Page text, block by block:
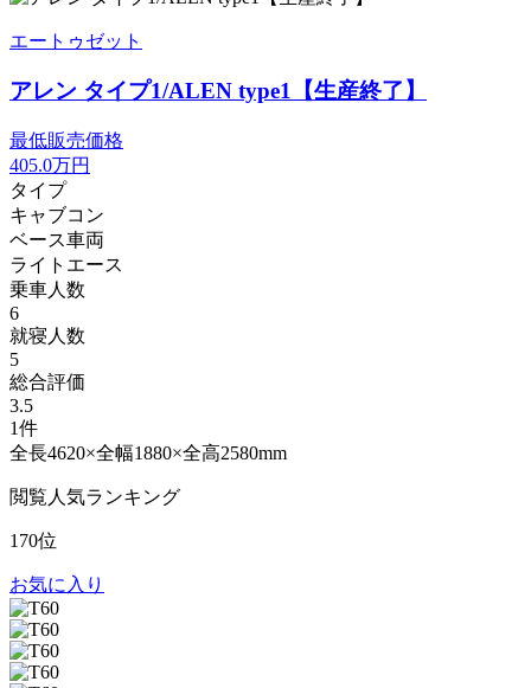
エートゥゼット
アレン タイプ1/ALEN type1【生産終了】
最低販売価格
405.0万円
タイプ
キャブコン
ベース車両
ライトエース
乗車人数
6
就寝人数
5
総合評価
3.5
1件
全長4620×全幅1880×全高2580mm
閲覧人気ランキング
170位
お気に入り